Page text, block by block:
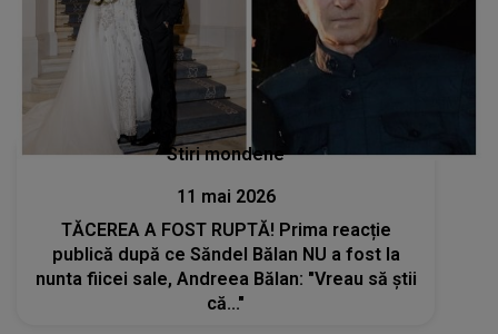
Stiri mondene
11 mai 2026
TĂCEREA A FOST RUPTĂ! Prima reacție
publică după ce Săndel Bălan NU a fost la
nunta fiicei sale, Andreea Bălan: "Vreau să știi
că..."